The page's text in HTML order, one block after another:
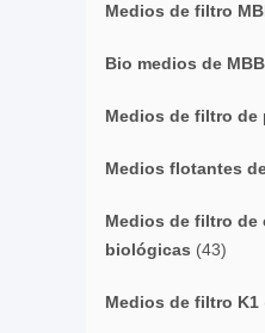
Medios de filtro
Bio medios de
Medios de filtro de
Medios flotantes
Medios de filtro de
biológicas (43)
Medios de filtro K1